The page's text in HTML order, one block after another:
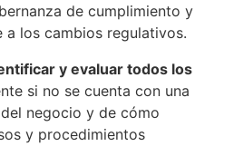
de cumplimiento y
a los cambios regulativos.
y evaluar todos los
si no se cuenta con una
negocio y de cómo
y procedimientos